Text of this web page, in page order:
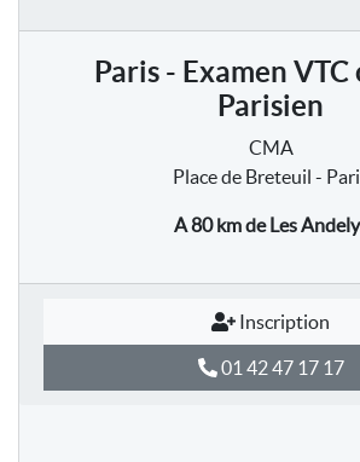
Paris - Examen VTC
Parisien
CMA
Place de Breteuil -
A 80 kmde Les
Inscription
01 42 47 17 17